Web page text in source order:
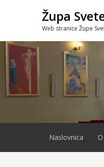
Župa
Web stranice Župe
Naslovnica